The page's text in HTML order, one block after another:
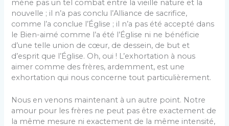
mène pas un tel combat entre la vieille nature et la
nouvelle ; il n’a pas conclu l’Alliance de sacrifice,
comme l’a conclue l’Église ; il n’a pas été accepté dans
le Bien-aimé comme l’a été l’Église ni ne bénéficie
d’une telle union de cœur, de dessein, de but et
d’esprit que l’Église. Oh, oui ! L’exhortation à nous
aimer comme des frères, ardemment, est une
exhortation qui nous concerne tout particulièrement.
Nous en venons maintenant à un autre point. Notre
amour pour les frères ne peut pas être exactement de
la même mesure ni exactement de la même intensité,